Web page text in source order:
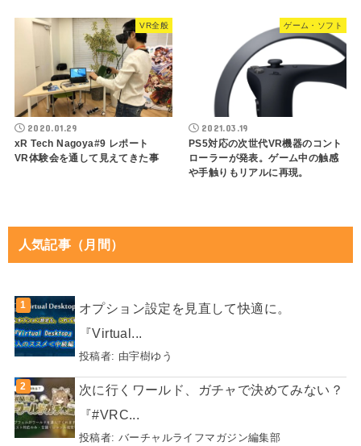
VR全般
2020.01.29
xR Tech Nagoya#9 レポート
VR体験会を通して見えてきた事
ゲーム・ソフト
2021.03.19
PS5対応の次世代VR機器のコント
ローラーが発表。ゲーム中の触感
や手触りもリアルに再現。
人気記事（月間）
オプション設定を見直して快適に。
『Virtual...
投稿者: 由宇樹ゆう
次に行くワールド、ガチャで決めてみない？
『#VRC...
投稿者: バーチャルライフマガジン編集部